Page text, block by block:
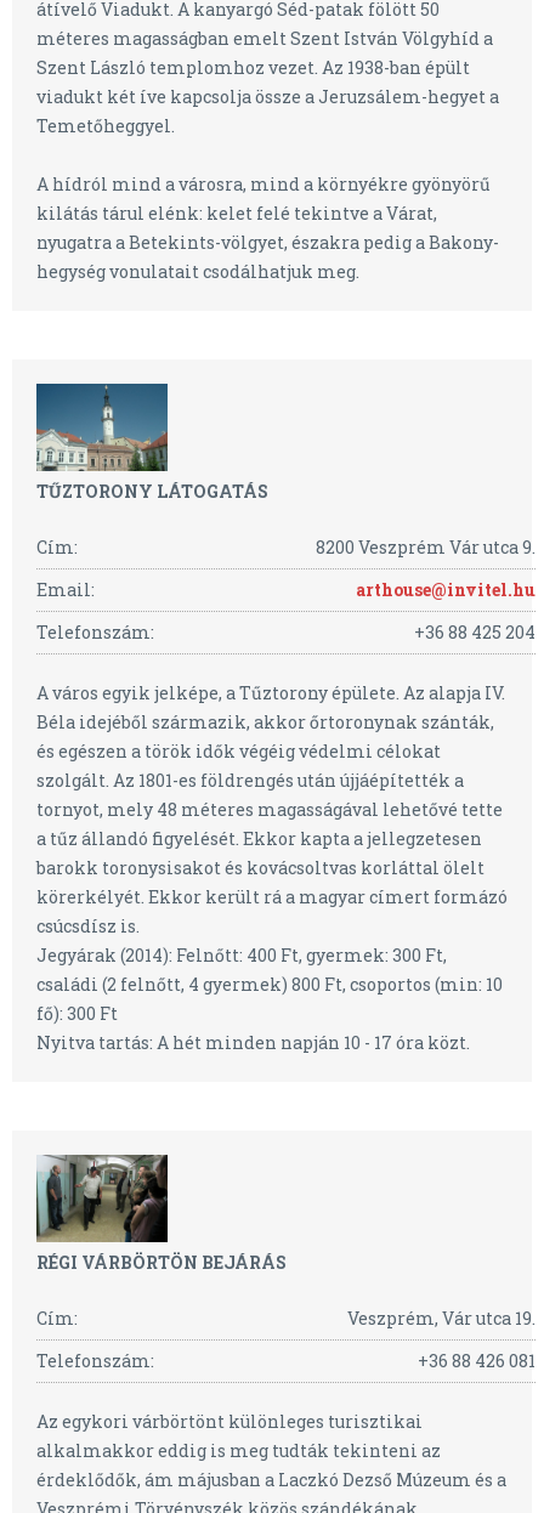
átívelő Viadukt. A kanyargó Séd-patak fölött 50
méteres magasságban emelt Szent István Völgyhíd a
Szent László templomhoz vezet. Az 1938-ban épült
viadukt két íve kapcsolja össze a Jeruzsálem-hegyet a
Temetőheggyel.
A hídról mind a városra, mind a környékre gyönyörű
kilátás tárul elénk: kelet felé tekintve a Várat,
nyugatra a Betekints-völgyet, északra pedig a Bakony-
hegység vonulatait csodálhatjuk meg.
TŰZTORONY LÁTOGATÁS
Cím:
8200 Veszprém Vár utca 9.
Email:
arthouse@invitel.hu
Telefonszám:
+36 88 425 204
A város egyik jelképe, a Tűztorony épülete. Az alapja IV.
Béla idejéből származik, akkor őrtoronynak szánták,
és egészen a török idők végéig védelmi célokat
szolgált. Az 1801-es földrengés után újjáépítették a
tornyot, mely 48 méteres magasságával lehetővé tette
a tűz állandó figyelését. Ekkor kapta a jellegzetesen
barokk toronysisakot és kovácsoltvas korláttal ölelt
körerkélyét. Ekkor került rá a magyar címert formázó
csúcsdísz is.
Jegyárak (2014): Felnőtt: 400 Ft, gyermek: 300 Ft,
családi (2 felnőtt, 4 gyermek) 800 Ft, csoportos (min: 10
fő): 300 Ft
Nyitva tartás: A hét minden napján 10 - 17 óra közt.
RÉGI VÁRBÖRTÖN BEJÁRÁS
Cím:
Veszprém, Vár utca 19.
Telefonszám:
+36 88 426 081
Az egykori várbörtönt különleges turisztikai
alkalmakkor eddig is meg tudták tekinteni az
érdeklődők, ám májusban a Laczkó Dezső Múzeum és a
Veszprémi Törvényszék közös szándékának